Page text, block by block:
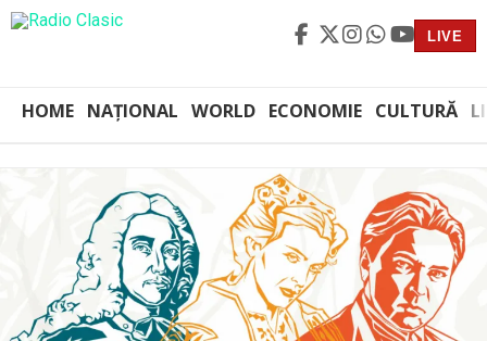
LIVE
HOME NAȚIONAL WORLD ECONOMIE CULTURĂ